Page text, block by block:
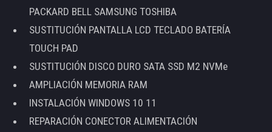
PACKARD BELL SAMSUNG TOSHIBA
SUSTITUCIÓN PANTALLA LCD TECLADO BATERÍA
TOUCH PAD
SUSTITUCIÓN DISCO DURO SATA SSD M2 NVMe
AMPLIACIÓN MEMORIA RAM
INSTALACIÓN WINDOWS 10 11
REPARACIÓN CONECTOR ALIMENTACIÓN